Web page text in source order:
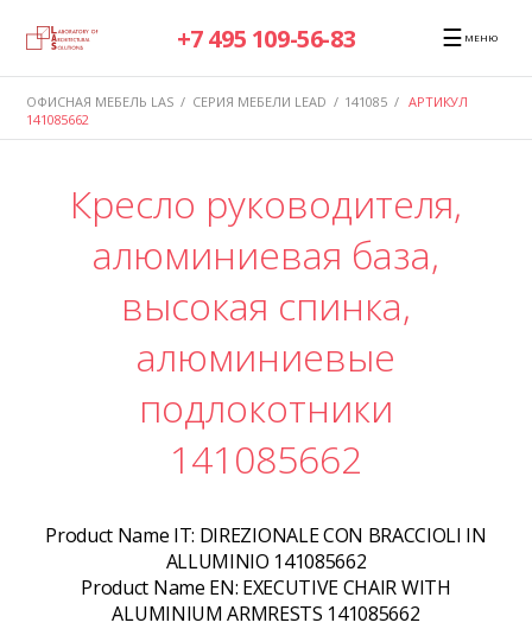
+7 495 109-56-83 ☰ МЕНЮ
ОФИСНАЯ МЕБЕЛЬ LAS / СЕРИЯ МЕБЕЛИ LEAD / 141085 / АРТИКУЛ
141085662
Кресло руководителя,
алюминиевая база,
высокая спинка,
алюминиевые
подлокотники
141085662
Product Name IT: DIREZIONALE CON BRACCIOLI IN
ALLUMINIO 141085662
Product Name EN: EXECUTIVE CHAIR WITH
ALUMINIUM ARMRESTS 141085662